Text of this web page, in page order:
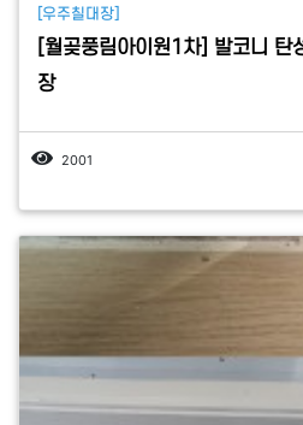
[우주칠대장]
[월곶풍림아이원1차] 발코니 탄
장
2001